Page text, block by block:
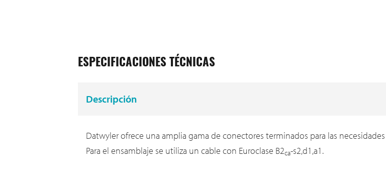
ESPECIFICACIONES TÉCNICAS
Descripción
Datwyler ofrece una amplia gama de conectores terminados para las
Para el ensamblaje se utiliza un cable con Euroclase B2ca-s2,d1,a1.